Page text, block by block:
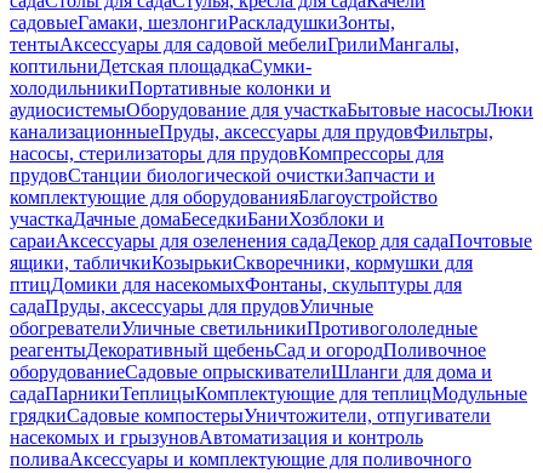
садовыеГамаки, шезлонгиРаскладушкиЗонты,
тентыАксессуары для садовой мебелиГрилиМангалы,
коптильниДетская площадкаСумки-
холодильникиПортативные колонки и
аудиосистемыОборудование для участкаБытовые насосыЛюки
канализационныеПруды, аксессуары для прудовФильтры,
насосы, стерилизаторы для прудовКомпрессоры для
прудовСтанции биологической очисткиЗапчасти и
комплектующие для оборудованияБлагоустройство
участкаДачные домаБеседкиБаниХозблоки и
сараиАксессуары для озеленения садаДекор для садаПочтовые
ящики, табличкиКозырькиСкворечники, кормушки для
птицДомики для насекомыхФонтаны, скульптуры для
садаПруды, аксессуары для прудовУличные
обогревателиУличные светильникиПротивогололедные
реагентыДекоративный щебеньСад и огородПоливочное
оборудованиеСадовые опрыскивателиШланги для дома и
садаПарникиТеплицыКомплектующие для теплицМодульные
грядкиСадовые компостерыУничтожители, отпугиватели
насекомых и грызуновАвтоматизация и контроль
поливаАксессуары и комплектующие для поливочного